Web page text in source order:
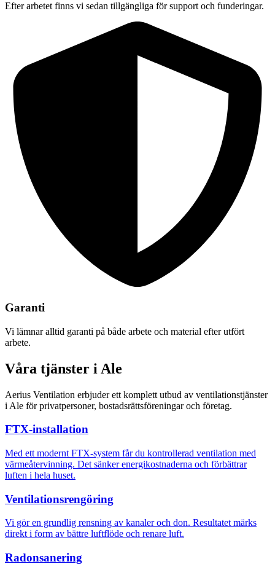
Efter arbetet finns vi sedan tillgängliga för support och funderingar.
Garanti
Vi lämnar alltid garanti på både arbete och material efter utfört
arbete.
Våra tjänster i Ale
Aerius Ventilation erbjuder ett komplett utbud av ventilationstjänster
i Ale för privatpersoner, bostadsrättsföreningar och företag.
FTX-installation
Med ett modernt FTX-system får du kontrollerad ventilation med
värmeåtervinning. Det sänker energikostnaderna och förbättrar
luften i hela huset.
Ventilationsrengöring
Vi gör en grundlig rensning av kanaler och don. Resultatet märks
direkt i form av bättre luftflöde och renare luft.
Radonsanering